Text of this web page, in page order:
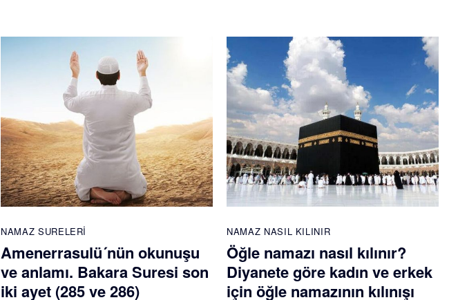
NAMAZ SURELERI
Amenerrasulü´nün okunuşu
ve anlamı. Bakara Suresi son
iki ayet (285 ve 286)
NAMAZ NASIL KILINIR
Öğle namazı nasıl kılınır?
Diyanete göre kadın ve erkek
için öğle namazının kılınışı